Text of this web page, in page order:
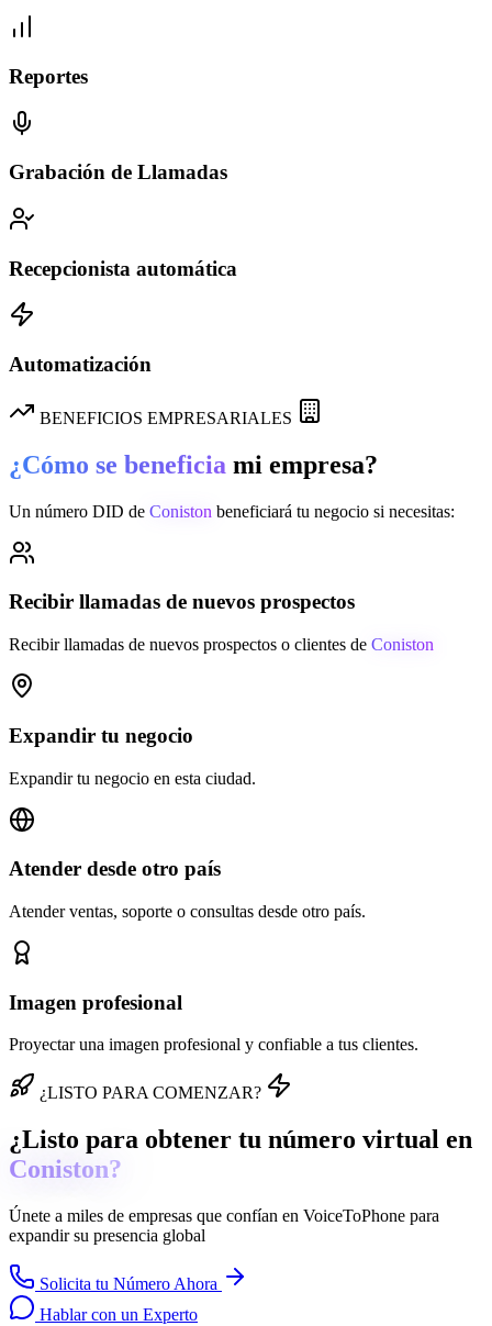
Reportes
Grabación de Llamadas
Recepcionista automática
Automatización
BENEFICIOS EMPRESARIALES
¿Cómo se beneficia mi empresa?
Un número DID de Coniston beneficiará tu negocio si necesitas:
Recibir llamadas de nuevos prospectos
Recibir llamadas de nuevos prospectos o clientes de Coniston
Expandir tu negocio
Expandir tu negocio en esta ciudad.
Atender desde otro país
Atender ventas, soporte o consultas desde otro país.
Imagen profesional
Proyectar una imagen profesional y confiable a tus clientes.
¿LISTO PARA COMENZAR?
¿Listo para obtener tu número virtual en
Coniston?
Únete a miles de empresas que confían en VoiceToPhone para
expandir su presencia global
Solicita tu Número Ahora
Hablar con un Experto